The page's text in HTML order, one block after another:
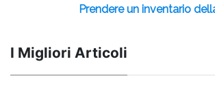
Prendere un inventario
I Migliori Articoli